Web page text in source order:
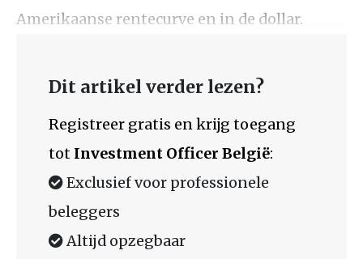
Amerikaanse rentecurve en in de dollar.
Dit artikel verder lezen?
Registreer gratis en krijg toegang
tot Investment Officer België:
Exclusief voor professionele
beleggers
Altijd opzegbaar